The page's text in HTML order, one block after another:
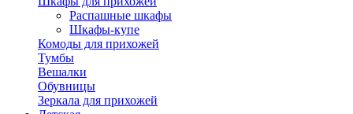
Распашные шкафы
Шкафы-купе
Комоды для прихожей
Тумбы
Вешалки
Обувницы
Зеркала для прихожей